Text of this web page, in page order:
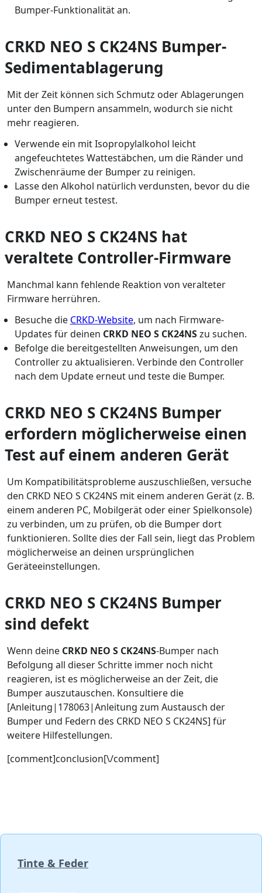
Bumper-Funktionalität an.
CRKD NEO S CK24NS Bumper-
Sedimentablagerung
Mit der Zeit können sich Schmutz oder Ablagerungen
unter den Bumpern ansammeln, wodurch sie nicht
mehr reagieren.
Verwende ein mit Isopropylalkohol leicht
angefeuchtetes Wattestäbchen, um die Ränder und
Zwischenräume der Bumper zu reinigen.
Lasse den Alkohol natürlich verdunsten, bevor du die
Bumper erneut testest.
CRKD NEO S CK24NS hat
veraltete Controller-Firmware
Manchmal kann fehlende Reaktion von veralteter
Firmware herrühren.
Besuche die CRKD-Website, um nach Firmware-
Updates für deinen CRKD NEO S CK24NSzu suchen.
Befolge die bereitgestellten Anweisungen, um den
Controller zu aktualisieren. Verbinde den Controller
nach dem Update erneut und teste die Bumper.
CRKD NEO S CK24NS Bumper
erfordern möglicherweise einen
Test auf einem anderen Gerät
Um Kompatibilitätsprobleme auszuschließen, versuche
den CRKD NEO S CK24NS mit einem anderen Gerät (z. B.
einem anderen PC, Mobilgerät oder einer Spielkonsole)
zu verbinden, um zu prüfen, ob die Bumper dort
funktionieren. Sollte dies der Fall sein, liegt das Problem
möglicherweise an deinen ursprünglichen
Geräteeinstellungen.
CRKD NEO S CK24NS Bumper
sind defekt
Wenn deine CRKD NEO S CK24NS-Bumper nach
Befolgung all dieser Schritte immer noch nicht
reagieren, ist es möglicherweise an der Zeit, die
Bumper auszutauschen. Konsultiere die
[Anleitung|178063|Anleitung zum Austausch der
Bumper und Federn des CRKD NEO S CK24NS] für
weitere Hilfestellungen.
[comment]conclusion[\/comment]
Tinte & Feder